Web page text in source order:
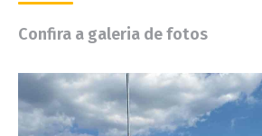
Confira a galeria de fotos